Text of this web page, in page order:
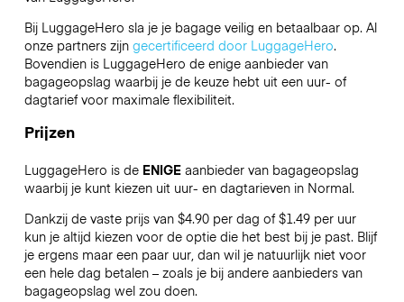
Bij LuggageHero sla je je bagage veilig en betaalbaar op. Al
onze partners zijn gecertificeerd door LuggageHero.
Bovendien is LuggageHero de enige aanbieder van
bagageopslag waarbij je de keuze hebt uit een uur- of
dagtarief voor maximale flexibiliteit.
Prijzen
LuggageHero is de ENIGEaanbieder van bagageopslag
waarbij je kunt kiezen uit uur- en dagtarieven in Normal.
Dankzij de vaste prijs van $4.90 per dag of $1.49 per uur
kun je altijd kiezen voor de optie die het best bij je past. Blijf
je ergens maar een paar uur, dan wil je natuurlijk niet voor
een hele dag betalen – zoals je bij andere aanbieders van
bagageopslag wel zou doen.